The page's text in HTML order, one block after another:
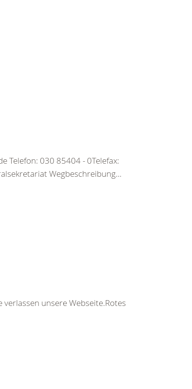
Telefon: 030 85404 - 0Telefax:
Wegbeschreibung...
unsere Webseite.Rotes